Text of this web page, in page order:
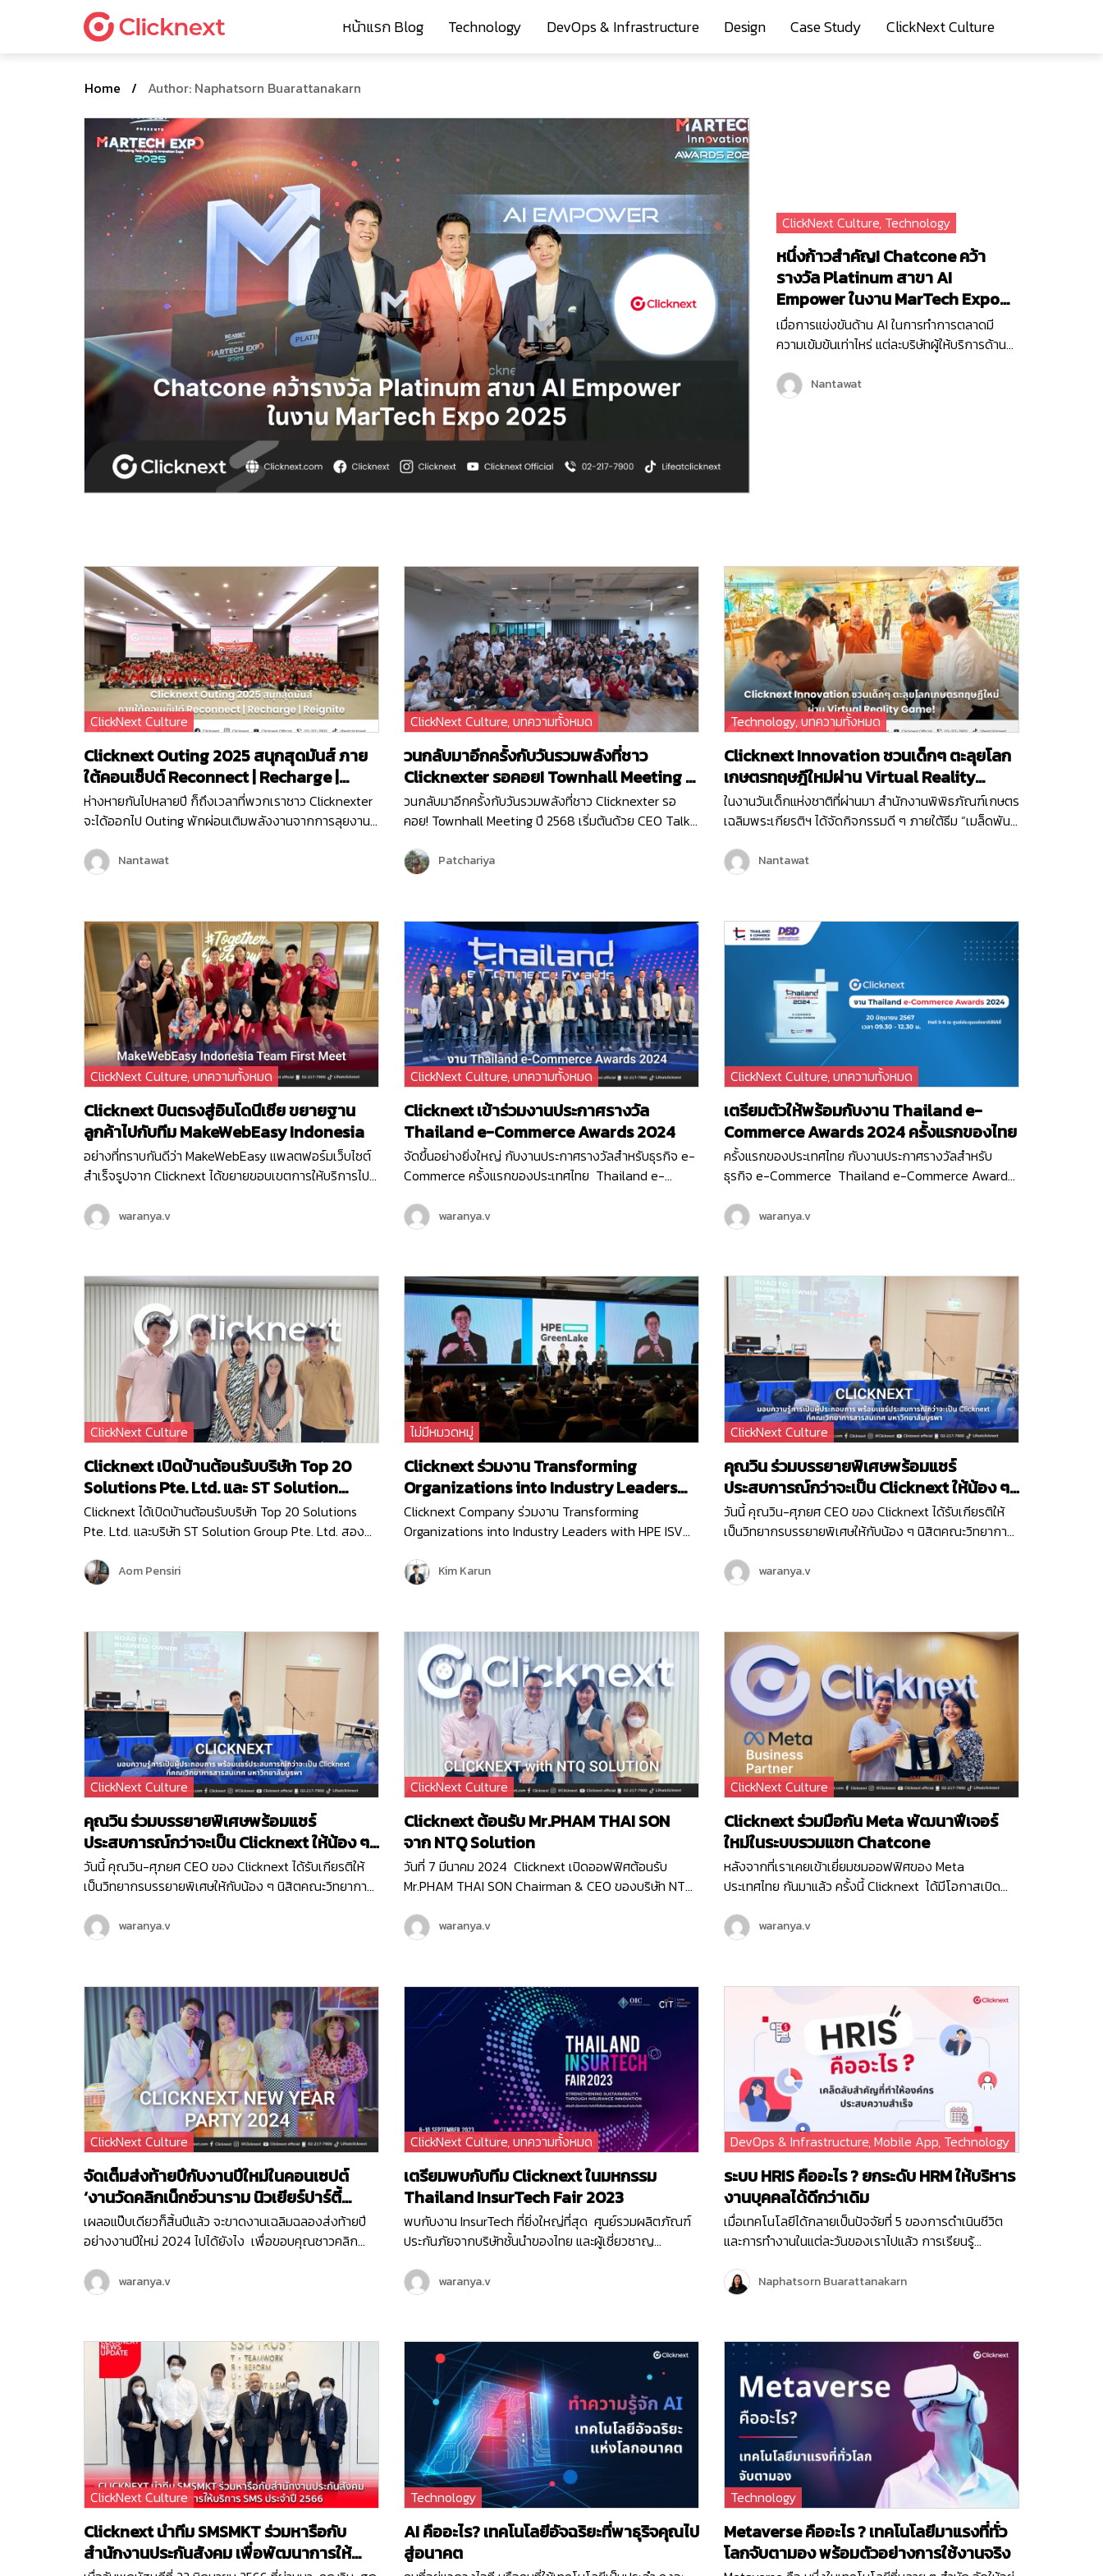
หน้าแรก Blog Technology DevOps & Infrastructure Design Case Study ClickNext Culture
Home / Author: Naphatsorn Buarattanakarn
ClickNext Culture, Technology
หนึ่งก้าวสำคัญ! Chatcone คว้า
รางวัล Platinum สาขา AI
Empower ในงาน MarTech Expo
2025
เมื่อการแข่งขันด้าน AI ในการทำการตลาดมี
ความเข้มข้นเท่าไหร่ แต่ละบริษัทผู้ให้บริการด้าน
เพื่อเพิ่มขีดความสามารถในการให้บริการลูกค้า
มากขึ้น และครั้งนี้ถือเป็นอีกหนึ่งก้าวสำคัญของ
Nantawat
ClickNext Culture
Clicknext Outing 2025 สนุกสุดมันส์ ภาย
ใต้คอนเซ็ปต์ Reconnect | Recharge |
Reignite
ห่างหายกันไปหลายปี ก็ถึงเวลาที่พวกเราชาว Clicknexter
จะได้ออกไป Outing พักผ่อนเติมพลังงานจากการลุยงาน
ธรรมดา ๆ แต่พวกเรายังมีกิจกรรมมากมายทั้งช่วงกลาง
วันและกลางคืน เพื่อให้พนักงานได้กระชับมิตร เติมเต็ม
ของพวกเราในครั้งนี้ก็คือ Reconnect | Recharge |
Reignite…
Nantawat
ClickNext Culture,บทความทั้งหมด
วนกลับมาอีกครั้งกับวันรวมพลังที่ชาว
Clicknexter รอคอย! Townhall Meeting ปี
2568
วนกลับมาอีกครั้งกับวันรวมพลังที่ชาว Clicknexter รอ
คอย! Townhall Meeting ปี 2568 เริ่มต้นด้วย CEO Talk
2025 ซึ่งเต็มไปด้วยโอกาสและความท้าทาย ปีนี้ Clicknext
มุ่งเน้นการขยายบริการและพัฒนาผลิตภัณฑ์ให้ตอบโจทย์
ด้วยใจและความมุ่งมั่นตลอดปีที่ผ่านมา …
Patchariya
Technology,บทความทั้งหมด
Clicknext Innovation ชวนเด็กๆ ตะลุยโลก
เกษตรทฤษฎีใหม่ผ่าน Virtual Reality
Game!
ในงานวันเด็กแห่งชาติที่ผ่านมา สำนักงานพิพิธภัณฑ์เกษตร
เฉลิมพระเกียรติฯ ได้จัดกิจกรรมดี ๆ ภายใต้ธีม “เมล็ดพันธุ์
เสริมสร้างการเรียนรู้ให้กับเด็ก ๆ และเยาวชน หนึ่งใน
กิจกรรมที่ได้รับความสนใจจากเด็ก ๆ ภายในงานก็คือ
Nantawat
ClickNext Culture,บทความทั้งหมด
Clicknext บินตรงสู่อินโดนีเซีย ขยายฐาน
ลูกค้าไปกับทีม MakeWebEasy Indonesia
อย่างที่ทราบกันดีว่า MakeWebEasy แพลตฟอร์มเว็บไซต์
สำเร็จรูปจาก Clicknext ได้ขยายขอบเขตการให้บริการไป
เศรษฐกิจ อุตสาหกรรมและการลงทุนดาวเด่นของ South
East Asia ตั้งแต่เดือนกุมภาพันธ์ ปี 2564 จนปัจจุบันเข้าปี
อย่างก้าวกระโดด และดูแลธุรกิจลูกค้าอินโดนีเซียอยู่กว่า
15,000…
waranya.v
ClickNext Culture,บทความทั้งหมด
Clicknext เข้าร่วมงานประกาศรางวัล
Thailand e-Commerce Awards 2024
จัดขึ้นอย่างยิ่งใหญ่ กับงานประกาศรางวัลสำหรับธุรกิจ e-
Commerce ครั้งแรกของประเทศไทย Thailand e-
มิถุนายน 2567 ณ Hall 5-6 ชั้น LG ศูนย์ประชุมแห่งชาติสิ
ริกิติ์ เริ่มต้นงานด้วยกิจกรรมเสวนา…
waranya.v
ClickNext Culture,บทความทั้งหมด
เตรียมตัวให้พร้อมกับงาน Thailand e-
Commerce Awards 2024 ครั้งแรกของไทย
ครั้งแรกของประเทศไทย กับงานประกาศรางวัลสำหรับ
ธุรกิจ e-Commerce Thailand e-Commerce Awards
ธุรกิจหรือหน่วยงานที่มีผลงานยอดเยี่ยม ที่ช่วยสนับสนุน
อีคอมเมิร์ซไทยให้เติบโต ขับเคลื่อนธุรกิจออนไลน์ให้ก้าวไปใน
สมาคมผู้ประกอบการพาณิชย์อิเล็กทรอนิกส์ไทย (Thai E-
Commerce Association) และ Clicknext ก็ร่วมเป็นพาร์ท
เนอร์สนับสนุน และร่วมเป็นกรรมการตัดสินรางวัลในงานอัน
ทรงเกียรติครั้งแรกของประเทศไทยด้วย…
waranya.v
ClickNext Culture
Clicknext เปิดบ้านต้อนรับบริษัท Top 20
Solutions Pte. Ltd. และ ST Solution
Group Pte. Ltd.
Clicknext ได้เปิดบ้านต้อนรับบริษัท Top 20 Solutions
Pte. Ltd. และบริษัท ST Solution Group Pte. Ltd. สอง
พฤษภาคม 2567 โดยการมาเยี่ยมครั้งนี้ก็เพื่อมาพูดคุย
แลกเปลี่ยนข้อมูล…
Aom Pensiri
ไม่มีหมวดหมู่
Clicknext ร่วมงาน Transforming
Organizations into Industry Leaders
with HPE ISV Partners
Clicknext Company ร่วมงาน Transforming
Organizations into Industry Leaders with HPE ISV
บริษัทผู้นำด้านไอทีระดับโลก เพื่ออัปเดตนวัตกรรมใหม่ๆ
การนำเทคโนโลยีด้าน…
Kim Karun
ClickNext Culture
คุณวิน ร่วมบรรยายพิเศษพร้อมแชร์
ประสบการณ์กว่าจะเป็น Clicknext ให้น้อง ๆ
คณะวิทยาการสารสนเทศ ม.บูรพา
วันนี้ คุณวิน-ศุภยศ CEO ของ Clicknext ได้รับเกียรติให้
เป็นวิทยากรบรรยายพิเศษให้กับน้อง ๆ นิสิตคณะวิทยาการ
ธุรกิจในหัวข้อ ‘ Newly formed ventures, small to
medium size growth-oriented ventures…
waranya.v
ClickNext Culture
คุณวิน ร่วมบรรยายพิเศษพร้อมแชร์
ประสบการณ์กว่าจะเป็น Clicknext ให้น้อง ๆ
คณะวิทยาการสารสนเทศ ม.บูรพา
วันนี้ คุณวิน-ศุภยศ CEO ของ Clicknext ได้รับเกียรติให้
เป็นวิทยากรบรรยายพิเศษให้กับน้อง ๆ นิสิตคณะวิทยาการ
ธุรกิจในหัวข้อ ‘ Newly formed ventures, small to
medium size growth-oriented ventures and
organizations ’ ซึ่งการบรรยายพิเศษนี้เป็นหนึ่งใน
กิจกรรมดี ๆ ในโครงการแลกเปลี่ยนความรู้การเป็นผู้
ประกอบการ เพื่อให้นิสิตได้มีทักษะและความรู้ที่จำเป็นในการ
ประกอบธุรกิจจากผู้มีประสบการณ์โดยตรงค่ะ น้อง ๆ
นิสิตที่เข้าร่วมในวันนี้ ก็ได้รับองค์ความรู้ไปแบบจัดเต็ม
ตั้งแต่เรื่องโครงสร้างธุรกิจ การทำธุรกิจต้องเริ่มยังไง
พร้อมรับฟังการแชร์ประสบการณ์ตรงจากคุณวิน ถึงที่มา
ของการสร้าง Clicknext อีกด้วย
waranya.v
ClickNext Culture
Clicknext ต้อนรับ Mr.PHAM THAI SON
จาก NTQ Solution
วันที่ 7 มีนาคม 2024 Clicknext เปิดออฟฟิศต้อนรับ
Mr.PHAM THAI SON Chairman & CEO ของบริษัท NTQ
พนักงานกว่า 3,000 คน ( มากกว่าเราตั้ง10เท่า! ) Mr.SON
เข้ามาเยี่ยมชมบริษัท Clicknext และร่วมพูดคุยกับคุณวิน
ที่จะเวิร์คร่วมกันได้ ทั้งการเป็น Partner ในการทำ
Enterprise Software Solution , การส่ง Products
Platfrom ของไทยไปยังตลาดต่างประเทศ และแผนระยะยาว
ที่ทางคลิกเน็กซ์กับ NTQ อาจจะได้จับมือเป็นพาร์ทเนอร์กัน
ในอนาคตด้วยค่ะ NTQ Solution เป็นบริษัทด้าน IT
Solution ของประเทศเวียดนาม ที่ให้บริการครอบคลุมตั้งแต่
บริการ Software Development , บริการ Consulting
สำหรับ Business Technology , บริการด้านการพัฒนา
Technology Innovation ต่าง ๆ ที่การันตีด้วยรางวัล
ประเทศทั่วโลก
waranya.v
ClickNext Culture
Clicknext ร่วมมือกัน Meta พัฒนาฟีเจอร์
ใหม่ในระบบรวมแชท Chatcone
หลังจากที่เราเคยเข้าเยี่ยมชมออฟฟิศของ Meta
ประเทศไทย กันมาแล้ว ครั้งนี้ Clicknext ได้มีโอกาสเปิด
สิงคโปร์ ในฐานะที่คลิกเน็กซ์เป็น Meta Business Partner
และได้ร่วมมือกันในหลาย ๆ โปรเจกต์ที่ผ่านมา คุณ Ashley
บริการระบบ Omni-channel Caht ของคลิกเน็กซ์ กำลัง
เวิร์คร่วมกับ Meta พร้อมกับได้อัปเดทแผนพัฒนาของระบบ
Chatcone ที่จะเกิดขึ้นในปีนี้แบบยาว ๆ และยังมีแคมเปญ
การตลาดออนไลน์ต่าง ๆ ที่ได้รับการสนับสนุนจาก Meta
อีกด้วย รับรองว่าในปี 2024 ระบบรวมแชท Chatcone จะมี
ฟีเจอร์ล้ำ ๆ ให้ลูกค้าทุกท่านได้ใช้งานแน่นอน โดยเฉพาะ
ฟีเจอร์ที่ได้เชื่อมต่อกับแพลตฟอร์มในเครือ Meta อย่าง
Facebook , Messenger และ Instagram ที่จะช่วยตอบ
โจทย์ความต้องการของธุรกิจ ทั้งการบริการ การขายและ
waranya.v
ClickNext Culture
จัดเต็มส่งท้ายปีกับงานปีใหม่ในคอนเซปต์
‘งานวัดคลิกเน็กซ์วนาราม นิวเยียร์ปาร์ตี้
2024 ’
เผลอแป๊บเดียวก็สิ้นปีแล้ว จะขาดงานเฉลิมฉลองส่งท้ายปี
อย่างงานปีใหม่ 2024 ไปได้ยังไง เพื่อขอบคุณชาวคลิก
ทั้งปี เลยเปิดให้ทุกคนได้ปล่อยของกันสุด ในคอนเซปต์ม่วน
ๆ อย่าง ‘ งานวัดคลิกเน็กซ์วนาราม นิวเยียร์ปาร์ตี้ 2024 ’
พื้นที่ตั้งแต่ช่วงบ่ายของวันศุกร์ที่ 22 ธันวาคม 2023 โดย
เริ่มจากการสืบสานประเพณีดั้งเดิมของพวกเรา Clicknext
นั่นก็คือ Team Present มาดูสิว่าปี 2023 ที่ผ่านมา คลิก
เน็กซ์เราผ่านอะไรมาบ้าง ? นำขบวนมาด้วย คุณวิน-ศุภ
ยศ CEO ของเราที่มามาลัยดาวเรืองเหลืองอร่ามมาเลย!
CEO Talk ปีนี้เรามีโปรดักส์ และบริการใหม่ ๆ เพิ่มขึ้นเยอะ
มาก เช่น E-meeting , 3CX Cloud หรือ AI โดยบริการเก่า
เราก็ยังไม่หยุดพัฒนานะ เพราะเรามี Goal ของปีหน้าไว้ว่า
เราจะพุ่งทะยานไปได้ไกลขึ้นอีก ส่วนแต่ละทีมนั้นก็ไม่น้อยห
ธีมงานวัดกันสุด ๆ ทั้งทีม HR & Accounting , BMS ,
Goverment , WeAble , SI , MakeWebEasy ทั้งไทยและอิน
waranya.v
ClickNext Culture,บทความทั้งหมด
เตรียมพบกับทีม Clicknext ในมหกรรม
Thailand InsurTech Fair 2023
พบกับงาน InsurTech ที่ยิ่งใหญ่ที่สุด ศูนย์รวมผลิตภัณฑ์
ประกันภัยจากบริษัทชั้นนำของไทย และผู้เชี่ยวชาญ
Thailand InsurTech Fair 2023 ” มหกรรมเทคโนโลยี
ประกันภัยยิ่งใหญ่ครบวงจรแห่งปี ที่จัดโดยสำนักงานคณะ
(คปภ.) ครั้งนี้ทีมคลิกเน็กซ์ก็ไม่พลาด ขอส่ง Product สุด
ล้ำที่จะช่วยยกระดับการบริการให้กับธุรกิจประกันภัย เข้า
ร่วมงานนี้ด้วย ไม่ว่าจะเป็น Chatcone : ระบบจัดการแชททุก
ช่องทาง พร้อมแชทบอทช่วยตอบลูกค้า 24 ชม.
แพลตฟอร์มที่ยกระดับการให้บริการผ่านแชทสำหรับองค์กร
ให้ตอบโจทย์ธุรกิจมากที่สุด SMSMKT : ระบบบริการส่ง
SMS ครบวงจร คุณภาพสูง รับ-ส่งได้รวดเร็วที่สุด เพราะ
เราคือผู้นำในการให้บริการ SMS Marketing ของไทย งาน
Thailand InsurTech Fair 2023 จะจัดขึ้นตั้งแต่วันศุกร์ที่ 8
– วันอาทิตย์ที่ 10 กันยายน 2566 ณ ฮอลล์ 7 อิมแพค
เมืองทองธานี บูธ E28 แล้วพบกันนะคะ
waranya.v
DevOps & Infrastructure,Mobile App, Technology
ระบบ HRIS คืออะไร ? ยกระดับ HRM ให้บริหาร
งานบุคคลได้ดีกว่าเดิม
เมื่อเทคโนโลยีได้กลายเป็นปัจจัยที่ 5 ของการดำเนินชีวิต
และการทำงานในแต่ละวันของเราไปแล้ว การเรียนรู้
นำเทคโนโลยีมาใช้ให้เกิดประโยชน์สูงสุดในทุก ๆ ด้าน ทั้ง
ประโยชน์ในการดำเนินชิวิตประจำวัน การทำงาน และการ
ได้นำเครื่องมือ โปรแกรม ซอฟต์แวร์ หรือระบบต่าง ๆ เข้า
มาใช้ เพิ่มประสิทธิภาพในการทำงาน โดยหนึ่งในระบบที่
สำคัญที่หลาย ๆ องค์กรนำมาใช้ คือ ระบบการบริหาร
ทรัพยากรบุคคล นั่นเองค่ะ เพราะ “คน” คือ หนึ่งในเคล็ดลับ
สำคัญที่ทำให้องค์กรประสบความสำเร็จ วันนี้เราจึงจะพาทุก
คนมาทำความรู้จักกับ ระบบ HRIS (Human Resource
Information System) กันค่ะ ที่มา:
https://www.aihr.com/blog/implement-hris-
human-resources-information-system ระบบ HRIS
คือ อะไร ? เราคงคุ้นเคยกับคำว่า ระบบบริหารทรัพยากร
บุคคล หรือ HRM (Human Resource Management) ซึ่ง
เป็น ระบบที่ช่วยให้ฝ่าย HR ปรับปรุงระบบการบริหารผู้คน
Naphatsorn Buarattanakarn
ClickNext Culture
Clicknext นำทีม SMSMKT ร่วมหารือกับ
สำนักงานประกันสังคม เพื่อพัฒนาการให้
Technology
AI คืออะไร? เทคโนโลยีอัจฉริยะที่พาธุริจคุณไป
สู่อนาคต
Technology
Metaverse คืออะไร ? เทคโนโลยีมาแรงที่ทั่ว
โลกจับตามอง พร้อมตัวอย่างการใช้งานจริง